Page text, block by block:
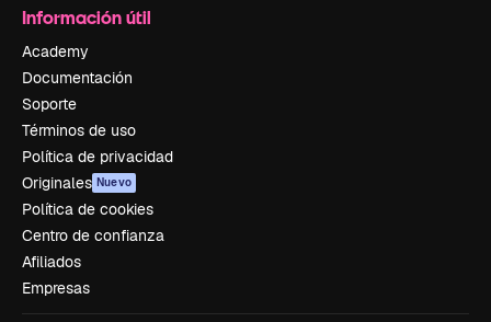
Información útil
Academy
Documentación
Soporte
Términos de uso
Política de privacidad
Originales Nuevo
Política de cookies
Centro de confianza
Afiliados
Empresas